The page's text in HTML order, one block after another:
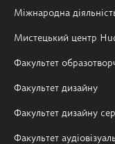
Міжнародна
Мистецький центр
Факультет
Факультет дизайну
Факультет дизайну
Факультет